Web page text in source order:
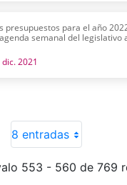
presupuestos para el año
semanal del legislativo
dic. 2021
8 entradas
553 - 560 de 769